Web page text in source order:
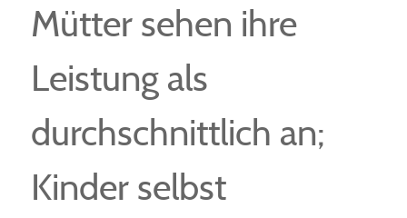
Mütter sehen ihre
Leistung als
durchschnittlich an;
Kinder selbst